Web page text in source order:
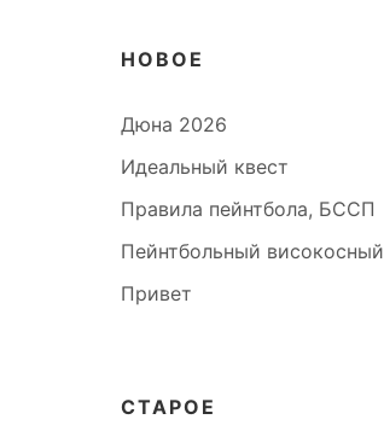
НОВОЕ
Дюна 2026
Идеальный квест
Правила пейнтбола, БССП
Пейнтбольный високосный
Привет
СТАРОЕ